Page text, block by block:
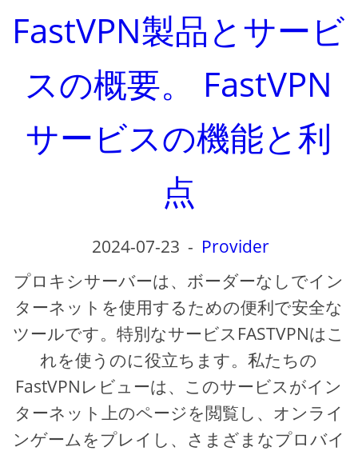
FastVPN製品とサービ
スの概要。 FastVPN
サービスの機能と利
点
2024-07-23 - Provider
プロキシサーバーは、ボーダーなしでイン
ターネットを使用するための便利で安全な
ツールです。特別なサービスFASTVPNはこ
れを使うのに役立ちます。私たちの
FastVPNレビューは、このサービスがイン
ターネット上のページを閲覧し、オンライ
ンゲームをプレイし、さまざまなプロバイ